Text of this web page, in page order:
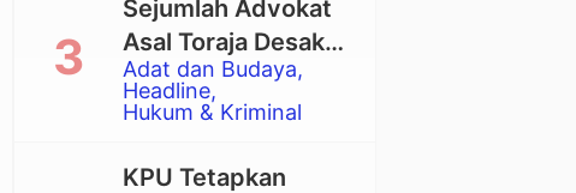
Adat dan Budaya
Headline
Hukum & Kriminal
Sejumlah Advokat
Asal Toraja Desak
Mahkamah Agung
Larang Penggunaan
Eksekusi Rumah
KPU Tetapkan